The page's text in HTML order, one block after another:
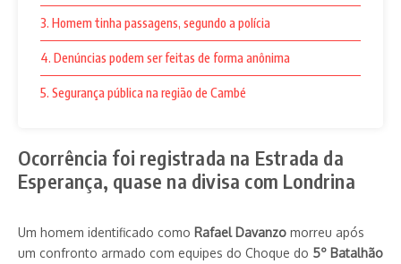
3. Homem tinha passagens, segundo a polícia
4. Denúncias podem ser feitas de forma anônima
5. Segurança pública na região de Cambé
Ocorrência foi registrada na Estrada da
Esperança, quase na divisa com Londrina
Um homem identificado como Rafael Davanzo morreu após
um confronto armado com equipes do Choque do 5º Batalhão